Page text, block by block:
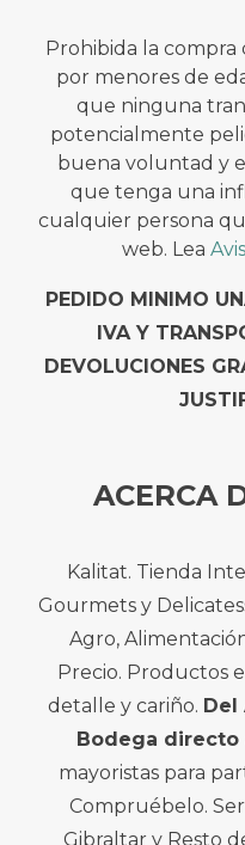
Prohibida la compra
por menores de
que ninguna
potencialmente
buena voluntad y
que tenga una
cualquier persona
web. Lea
PEDIDO MINIMO
IVA Y
DEVOLUCIONES
ACERCA
Kalitat. Tienda
Gourmets y
Agro,
Precio. Productos
detalle y cariño. Del
Bodega directo
mayoristas para
Compruébelo.
Gibraltar y Resto